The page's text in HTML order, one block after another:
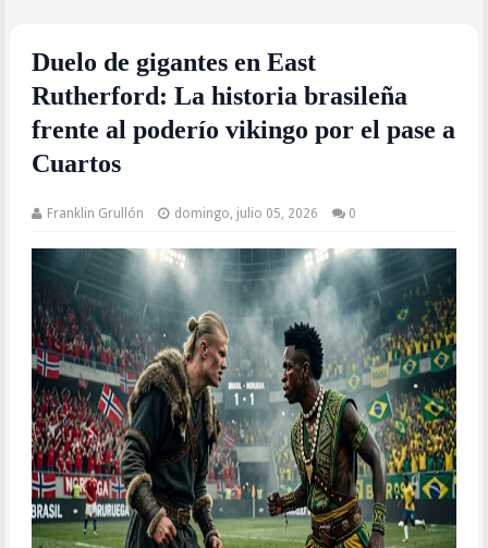
Duelo de gigantes en East
Rutherford: La historia brasileña
frente al poderío vikingo por el pase a
Cuartos
Franklin Grullón domingo, julio 05, 2026 0